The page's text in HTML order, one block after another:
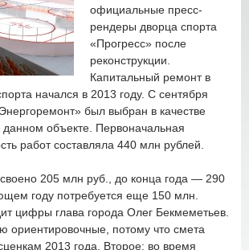
официальные пресс-
рендеры дворца спорта
«Прогресс» после
реконструкции.
Капитальный ремонт в
начался в 2013 году. С сентября
был выбран в качестве
данном объекте. Первоначальная
работ составляла 440 млн рублей.
205 млн руб., до конца года — 290
году потребуется еще 150 млн.
цифры глава города Олег Бекмеметьев.
потому что смета
2013 года. Второе: во время